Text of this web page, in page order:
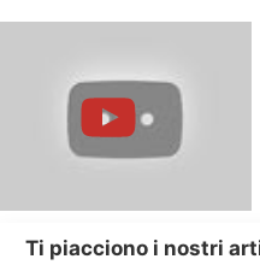
Ti piacciono i nostri